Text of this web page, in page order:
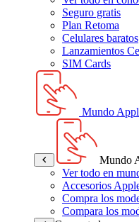
Seguro gratis
Plan Retoma
Celulares baratos
Lanzamientos
SIM Cards
Mundo
Mundo
Ver todo en
Accesorios
Compra los
Compara los